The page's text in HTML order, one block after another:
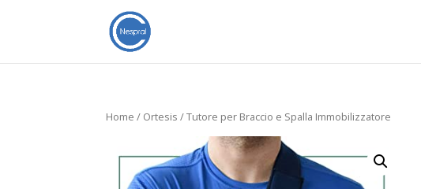
Home / Ortesis / Tutore per Braccio e Spalla Immobilizzatore